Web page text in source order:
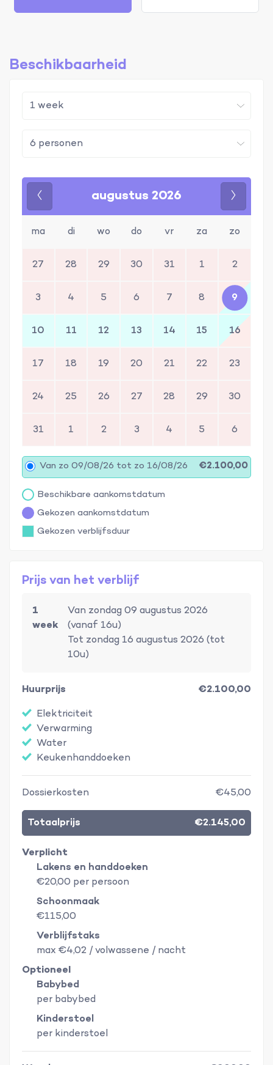
Beschikbaarheid
augustus 2026
ma di wo do vr za zo
27 28 29 30 31 1 2
3 4 5 6 7 8 9
10 11 12 13 14 15 16
17 18 19 20 21 22 23
24 25 26 27 28 29 30
31 1 2 3 4 5 6
Van zo 09/08/26 tot zo 16/08/26 €2.100,00
Beschikbare aankomstdatum
Gekozen aankomstdatum
Gekozen verblijfsduur
Prijs van het verblijf
1
week
Van zondag 09 augustus 2026
(vanaf 16u)
Tot zondag 16 augustus 2026 (tot
10u)
Huurprijs
€2.100,00
Elektriciteit
Verwarming
Water
Keukenhanddoeken
Dossierkosten €45,00
Totaalprijs €2.145,00
Verplicht
Lakens en handdoeken
€20,00 per persoon
Schoonmaak
€115,00
Verblijfstaks
max €4,02 / volwassene / nacht
Optioneel
Babybed
per babybed
Kinderstoel
per kinderstoel